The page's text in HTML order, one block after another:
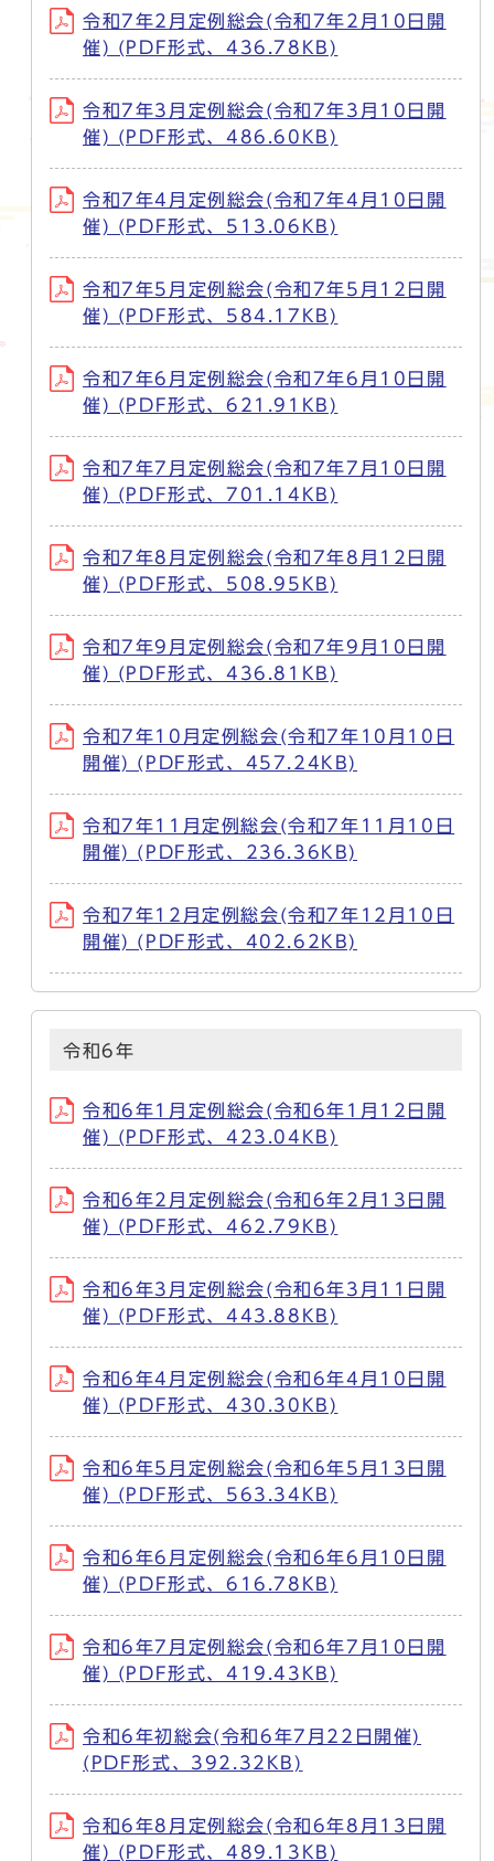
令和7年2月定例総会(令和7年2月10日開
催) (PDF形式、436.78KB)
令和7年3月定例総会(令和7年3月10日開
催) (PDF形式、486.60KB)
令和7年4月定例総会(令和7年4月10日開
催) (PDF形式、513.06KB)
令和7年5月定例総会(令和7年5月12日開
催) (PDF形式、584.17KB)
令和7年6月定例総会(令和7年6月10日開
催) (PDF形式、621.91KB)
令和7年7月定例総会(令和7年7月10日開
催) (PDF形式、701.14KB)
令和7年8月定例総会(令和7年8月12日開
催) (PDF形式、508.95KB)
令和7年9月定例総会(令和7年9月10日開
催) (PDF形式、436.81KB)
令和7年10月定例総会(令和7年10月10日
開催) (PDF形式、457.24KB)
令和7年11月定例総会(令和7年11月10日
開催) (PDF形式、236.36KB)
令和7年12月定例総会(令和7年12月10日
開催) (PDF形式、402.62KB)
令和6年
令和6年1月定例総会(令和6年1月12日開
催) (PDF形式、423.04KB)
令和6年2月定例総会(令和6年2月13日開
催) (PDF形式、462.79KB)
令和6年3月定例総会(令和6年3月11日開
催) (PDF形式、443.88KB)
令和6年4月定例総会(令和6年4月10日開
催) (PDF形式、430.30KB)
令和6年5月定例総会(令和6年5月13日開
催) (PDF形式、563.34KB)
令和6年6月定例総会(令和6年6月10日開
催) (PDF形式、616.78KB)
令和6年7月定例総会(令和6年7月10日開
催) (PDF形式、419.43KB)
令和6年初総会(令和6年7月22日開催)
(PDF形式、392.32KB)
令和6年8月定例総会(令和6年8月13日開
催) (PDF形式、489.13KB)